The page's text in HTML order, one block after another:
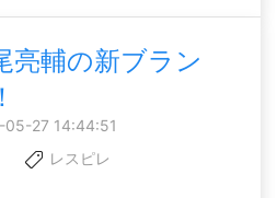
亮輔の新ブラン
05-27 14:44:51
レスピレ